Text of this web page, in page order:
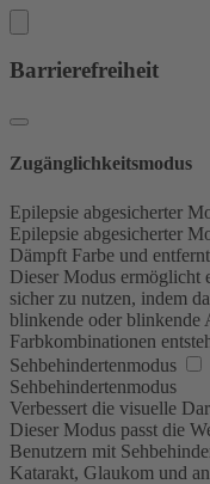
Barrierefreiheit
Zugänglichkeitsmodus
Epilepsie abgesicherter
Epilepsie abgesicherter
Dämpft Farbe und
Dieser Modus ermöglicht
sicher zu nutzen, indem
blinkende oder blinkende
Farbkombinationen
Sehbehindertenmodus
Sehbehindertenmodus
Verbessert die visuelle
Dieser Modus passt die
Benutzern mit
Katarakt, Glaukom und